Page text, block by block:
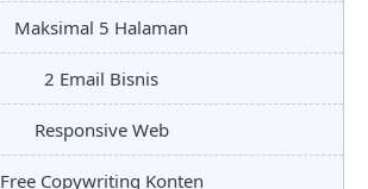
Maksimal 5 Halaman
2 Email Bisnis
Responsive Web
Free Copywriting Konten